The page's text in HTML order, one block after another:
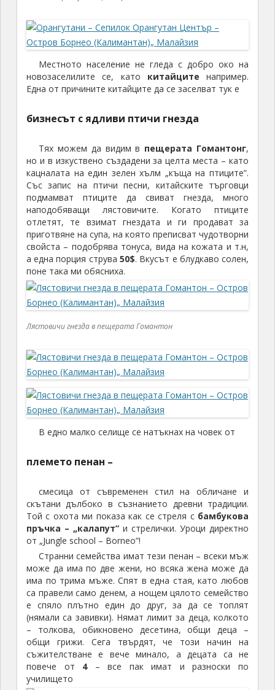
Местното население не гледа с добро око на
новозаселилите се, като китайците например.
Една от причините китайците да се заселват тук е
бизнесът сядливи птичи гнезда
Тях можем да видим в пещерата Гомантонг,
но и в изкуствено създадени за целта места – като
кацналата на един зелен хълм „къща на птиците”.
Със запис на птичи песни, китайските търговци
подмамват птиците да свиват гнезда, много
наподобяващи лястовичите. Когато птиците
отлетят, те взимат гнездата и ги продават за
приготвяне на супа, на която преписват чудотворни
свойста – подобрява тонуса, вида на кожата и т.н,
а една порция струва 50$. Вкусът е блудкаво солен,
поне така ми обясниха.
Лястовичи гнезда в пещерата Гомантон
В едно малко селище се натъкнах на човек от
племето пенан –
смесица от съвременен стил на обличане и
скътани дълбоко в съзнанието древни традиции.
Той с охота ми показа как се стреля с бамбукова
пръчка – „калапут” и стрелички. Уроци директно
от „Jungle school – Borneo”!
Странни семейства имат тези пенан – всеки мъж
може да има по две жени, но всяка жена може да
има по трима мъже. Спят в една стая, като любов
са правели само денем, а нощем цялото семейство
е спяло плътно един до друг, за да се топлят
(нямали са завивки). Нямат лимит за деца, колкото
– толкова, обикновено десетина, общи деца –
общи грижи. Сега твърдят, че този начин на
съжителстване e вече минало, а децата са не
повече от 4 – все пак имат и разноски по
училището